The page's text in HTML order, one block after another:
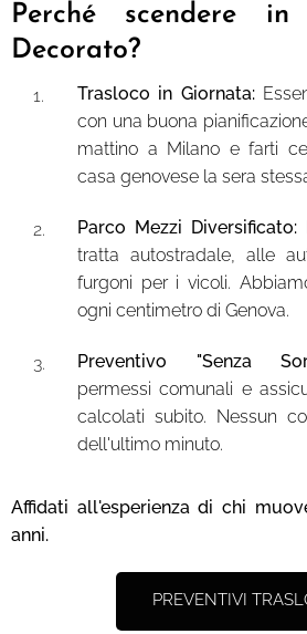
Perché scendere
Decorato?
Trasloco in Giornata:
con una buona
mattino a Milano e farti
casa genovese la sera
Parco Mezzi Diversificato:
tratta autostradale, alle
furgoni per i vicoli.
ogni centimetro di Genova.
Preventivo "Senza
permessi comunali e
calcolati subito. Nessun
dell'ultimo minuto.
Affidati all'esperienza di chi
anni.
PREVENTIVI